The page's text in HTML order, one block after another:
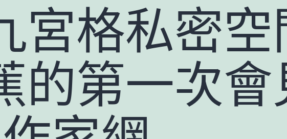
宮格私密
的第一次